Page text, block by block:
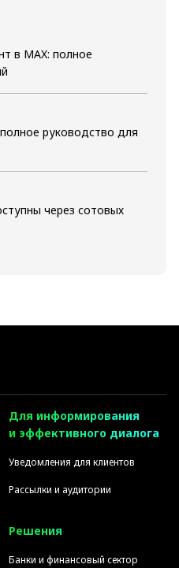
в MAX: полное
руководство для
через сотовых
Для информирования
и эффективного диалога
Уведомления для клиентов
Рассылки и аудитории
Решения
Банки и финансовый сектор